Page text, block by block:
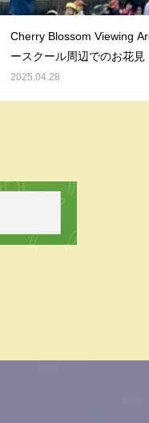
Cherry Blossom Viewing
ースクール周辺でのお花見
2025.04.28